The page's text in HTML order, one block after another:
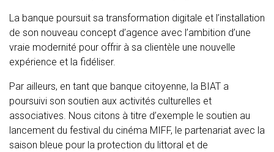
La banque poursuit sa transformation digitale et l’installation
de son nouveau concept d’agence avec l’ambition d’une
vraie modernité pour offrir à sa clientèle une nouvelle
expérience et la fidéliser.
Par ailleurs, en tant que banque citoyenne, la BIAT a
poursuivi son soutien aux activités culturelles et
associatives. Nous citons à titre d’exemple le soutien au
lancement du festival du cinéma MIFF, le partenariat avec la
saison bleue pour la protection du littoral et de